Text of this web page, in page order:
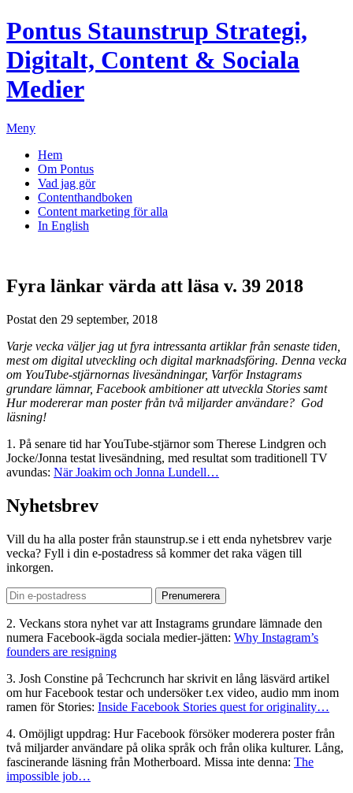
Pontus Staunstrup Strategi,
Digitalt, Content & Sociala
Medier
Meny
Hem
Om Pontus
Vad jag gör
Contenthandboken
Content marketing för alla
In English
Fyra länkar värda att läsa v. 39 2018
Postat den 29 september, 2018
Varje vecka väljer jag ut fyra intressanta artiklar från senaste tiden,
mest om digital utveckling och digital marknadsföring. Denna vecka
om YouTube-stjärnornas livesändningar, Varför Instagrams
grundare lämnar, Facebook ambitioner att utveckla Stories samt
Hur modererar man poster från två miljarder användare? God
läsning!
1. På senare tid har YouTube-stjärnor som Therese Lindgren och
Jocke/Jonna testat livesändning, med resultat som traditionell TV
avundas: När Joakim och Jonna Lundell…
Nyhetsbrev
Vill du ha alla poster från staunstrup.se i ett enda nyhetsbrev varje
vecka? Fyll i din e-postadress så kommer det raka vägen till
inkorgen.
2. Veckans stora nyhet var att Instagrams grundare lämnade den
numera Facebook-ägda sociala medier-jätten: Why Instagram’s
founders are resigning
3. Josh Constine på Techcrunch har skrivit en lång läsvärd artikel
om hur Facebook testar och undersöker t.ex video, audio mm inom
ramen för Stories: Inside Facebook Stories quest for originality…
4. Omöjligt uppdrag: Hur Facebook försöker moderera poster från
två miljarder användare på olika språk och från olika kulturer. Lång,
fascinerande läsning från Motherboard. Missa inte denna: The
impossible job…